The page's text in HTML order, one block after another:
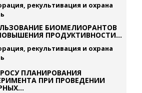
рекультивация и охрана
БИОМЕЛИОРАНТОВ
ПРОДУКТИВНОСТИ...
рекультивация и охрана
ПЛАНИРОВАНИЯ
ПРИ ПРОВЕДЕНИИ